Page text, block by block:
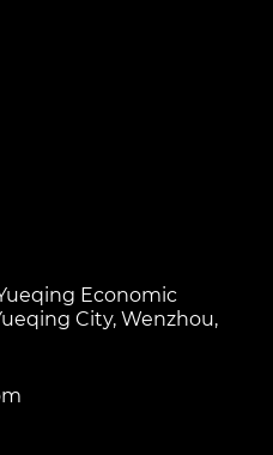
Economic
City, Wenzhou,